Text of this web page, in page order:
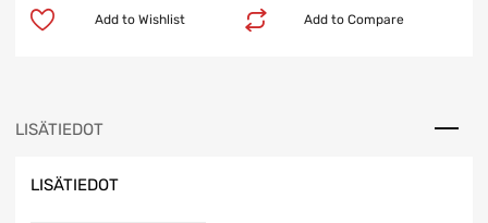
Add to Compare
Add to Wishlist
LISÄTIEDOT
LISÄTIEDOT